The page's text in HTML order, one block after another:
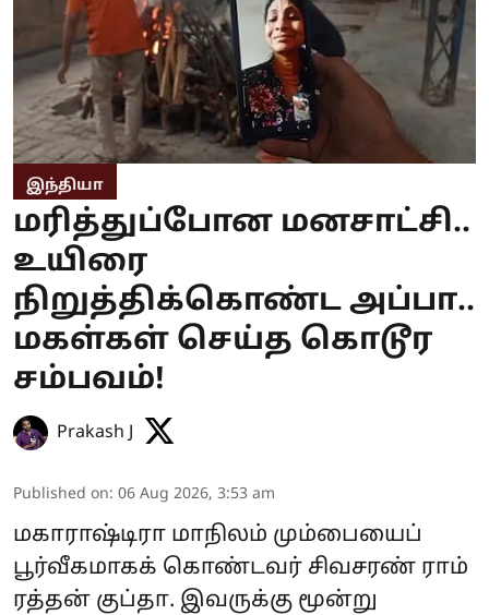
இந்தியா
மரித்துப்போன மனசாட்சி..
உயிரை
நிறுத்திக்கொண்ட அப்பா..
மகள்கள் செய்த கொடூர
சம்பவம்!
Prakash J
Published on: 06 Aug 2026, 3:53 am
மகாராஷ்டிரா மாநிலம் மும்பையைப்
பூர்வீகமாகக் கொண்டவர் சிவசரண் ராம்
ரத்தன் குப்தா. இவருக்கு மூன்று